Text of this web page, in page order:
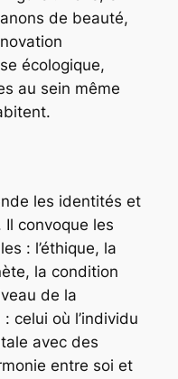
de beauté,
écologique,
au sein même
les identités et
convoque les
: l’éthique, la
la condition
de la
celui où l’individu
avec des
entre soi et